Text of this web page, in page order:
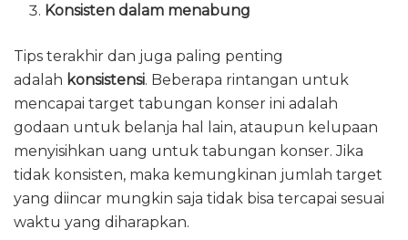
Konsisten dalam menabung
Tips terakhir dan juga paling penting
adalah konsistensi. Beberapa rintangan untuk
mencapai target tabungan konser ini adalah
godaan untuk belanja hal lain, ataupun kelupaan
menyisihkan uang untuk tabungan konser. Jika
tidak konsisten, maka kemungkinan jumlah target
yang diincar mungkin saja tidak bisa tercapai sesuai
waktu yang diharapkan.